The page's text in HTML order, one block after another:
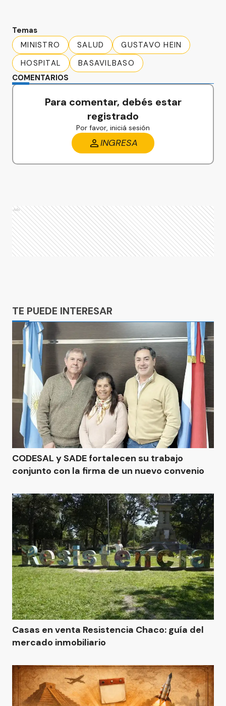
Temas
MINISTRO
SALUD
GUSTAVO HEIN
HOSPITAL
BASAVILBASO
COMENTARIOS
Para comentar, debés estar
registrado
Por favor, iniciá sesión
INGRESA
Ads
TE PUEDE INTERESAR
CODESAL y SADE fortalecen su trabajo
conjunto con la firma de un nuevo convenio
Casas en venta Resistencia Chaco: guía del
mercado inmobiliario